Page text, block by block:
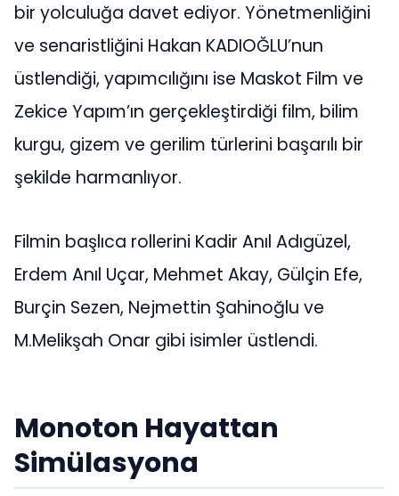
bir yolculuğa davet ediyor. Yönetmenliğini
ve senaristliğini Hakan KADIOĞLU’nun
üstlendiği, yapımcılığını ise Maskot Film ve
Zekice Yapım’ın gerçekleştirdiği film, bilim
kurgu, gizem ve gerilim türlerini başarılı bir
şekilde harmanlıyor.
Filmin başlıca rollerini Kadir Anıl Adıgüzel,
Erdem Anıl Uçar, Mehmet Akay, Gülçin Efe,
Burçin Sezen, Nejmettin Şahinoğlu ve
M.Melikşah Onar gibi isimler üstlendi.
Monoton Hayattan
Simülasyona